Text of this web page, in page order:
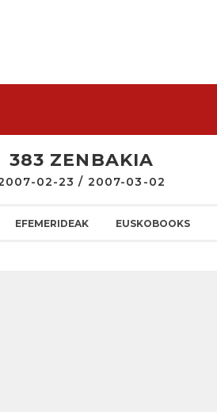
383 ZENBAKIA
02-23 / 2007-03-02
EFEMERIDEAK EUSKOBOOKS